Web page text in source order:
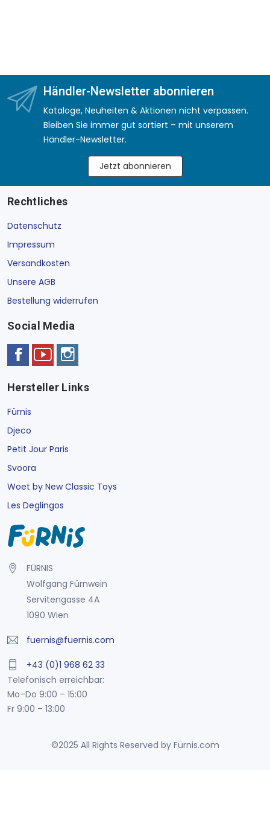
Händler-Newsletter abonnieren
Kataloge, Neuheiten & Aktionen nicht verpassen.
Bleiben Sie immer gut sortiert – mit unserem
Händler-Newsletter.
Jetzt abonnieren
Rechtliches
Datenschutz
Impressum
Versandkosten
Unsere AGB
Bestellung widerrufen
Social Media
Hersteller Links
Fürnis
Djeco
Petit Jour Paris
Svoora
Woet by New Classic Toys
Les Deglingos
FÜRNIS
Wolfgang Fürnwein
Servitengasse 4A
1090 Wien
fuernis@fuernis.com
+43 (0)1 968 62 33
Telefonisch erreichbar:
Mo–Do 9:00 – 15:00
Fr 9:00 – 13:00
©2025 All Rights Reserved by Fürnis.com